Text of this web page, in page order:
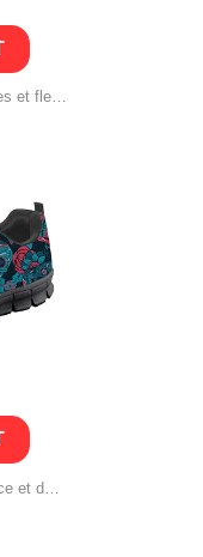
chaussures de course légères et flexibles en forme de crâne pour femme
chaussures de sport tendance et décontractées pour femme – imprimé animal